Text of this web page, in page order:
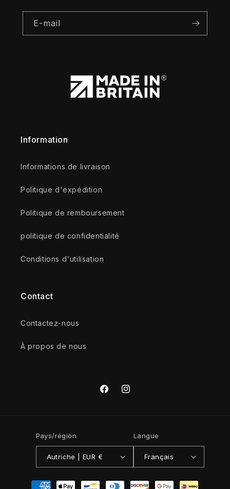
E-mail
Information
Informations de livraison
Politique d'expédition
Politique de remboursement
politique de confidentialité
Conditions d'utilisation
Contact
Contactez-nous
À propos de nous
FacebookInstagram
Pays/région
Autriche | EUR €
Langue
Français
Moyens